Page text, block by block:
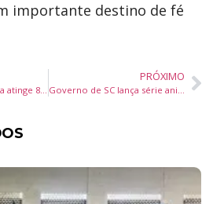
importante destino de fé
Elevado em Maravilha atinge 80% de execução e obras entram na fase final com recursos do Governo de Santa Catarina
PRÓXIMO
Governo de SC lança série animada “Passado da Hora” para tornar aulas de história e geografia mais lúdicas